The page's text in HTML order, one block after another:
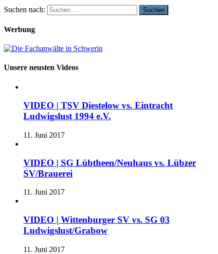
Suchen nach:
Werbung
Unsere neusten Videos
VIDEO | TSV Diestelow vs. Eintracht
Ludwigslust 1994 e.V.
11. Juni 2017
VIDEO | SG Lübtheen/Neuhaus vs. Lübzer
SV/Brauerei
11. Juni 2017
VIDEO | Wittenburger SV vs. SG 03
Ludwigslust/Grabow
11. Juni 2017